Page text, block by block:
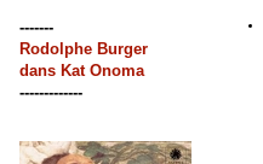
-------
Rodolphe Burger
dans Kat Onoma
-------------